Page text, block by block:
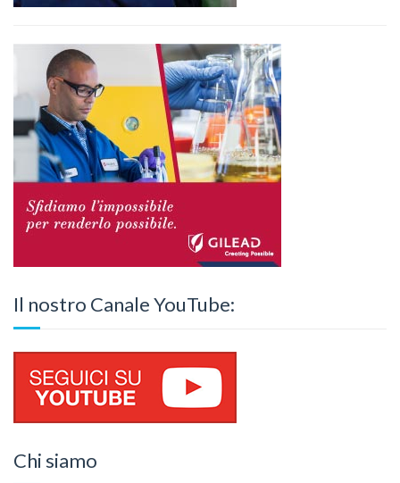
Il nostro Canale YouTube:
Chi siamo